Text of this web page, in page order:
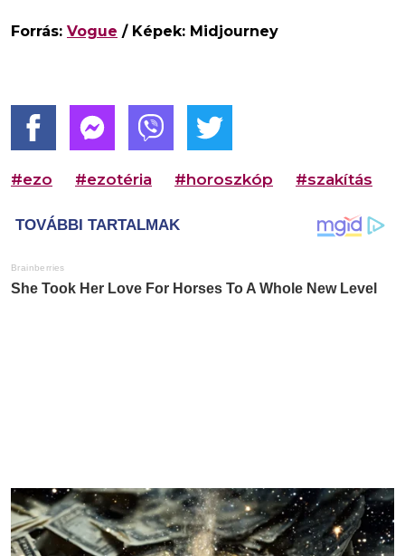
Forrás: Vogue / Képek: Midjourney
#ezo #ezotéria #horoszkóp #szakítás